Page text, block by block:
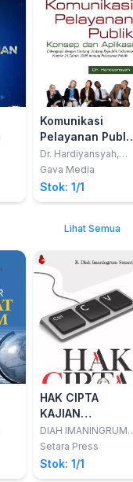
Komunikasi
Pelayanan
Konsep dan
Aplikasi
Dr. Hardiyansyah,
M.Si
Gava Media
Stok: 1/1
Lihat Semua
HAK CIPTA
KAJIAN
FILOSOFIS DAN
HISTORIS
DIAH IMANINGRUM
S.
Setara Press
Stok: 1/1